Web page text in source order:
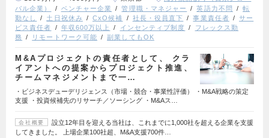
バル企業）
ベンチャー企業 管理職・マネジャー 英語力不問
転
勤なし
土日祝休み CxO候補 社長・役員直下 事業責任者
サー
ビス責任者
年収600万以上 インセンティブ制度
フレックス勤
務
リモートワーク可能 副業してもOK
M&Aプロジェクトの責任者として、 クラ
イアントへの提案からプロジェクト推進、
チームマネジメントまで一…
・ビジネスデューデリジェンス（市場・競合・事業性評価） ・M&A戦略の策定
支援 ・投資候補先のリサーチ／ソーシング ・M&Aス…
会社概要
設立12年目を迎える当社は、これまでに1,000社を超える企業を支援
してきました。 上場企業100社超、M&A支援700件…